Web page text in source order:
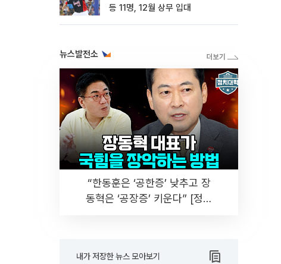
등 11명, 12월 상무 입대
뉴스발전소
“한동훈은 ‘공한증’ 낮추고 장
동혁은 ‘공장증’ 키운다” [정치
내가 저장한 뉴스 모아보기